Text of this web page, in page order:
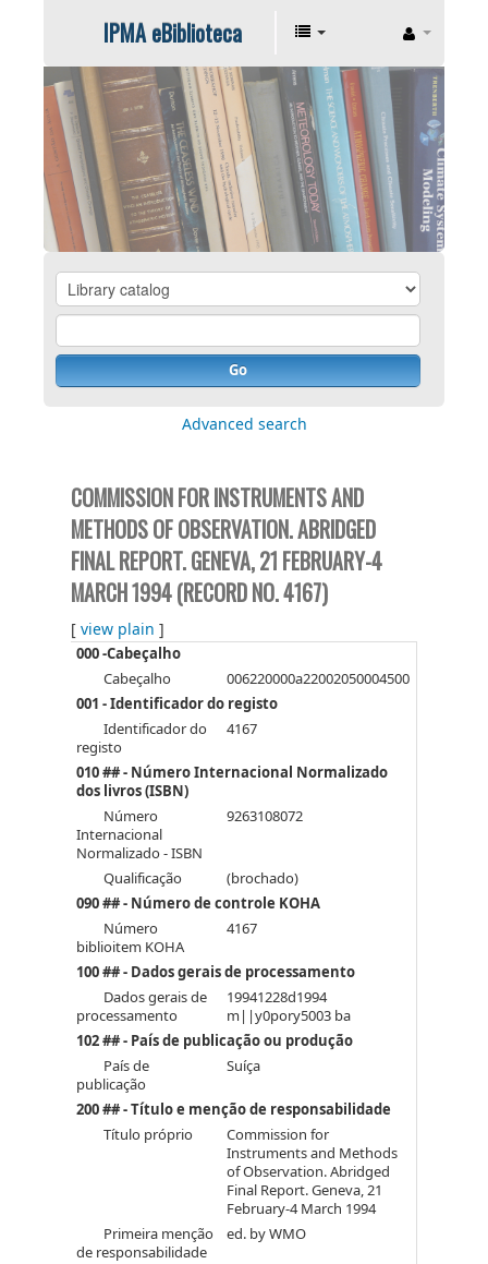
IPMA eBiblioteca
Go
Advanced search
COMMISSION FOR INSTRUMENTS AND
METHODS OF OBSERVATION. ABRIDGED
FINAL REPORT. GENEVA, 21 FEBRUARY-4
MARCH 1994 (RECORD NO. 4167)
[view plain ]
000 -Cabeçalho
Cabeçalho
006220000a22002050004500
001 - Identificador do registo
Identificador do
registo
4167
010 ## - Número Internacional Normalizado
dos livros (ISBN)
Número
Internacional
Normalizado - ISBN
9263108072
Qualificação
(brochado)
090 ## - Número de controle KOHA
Número
biblioitem KOHA
4167
100 ## - Dados gerais de processamento
Dados gerais de
processamento
19941228d1994
m||y0pory5003 ba
102 ## - País de publicação ou produção
País de
publicação
Suíça
200 ## - Título e menção de responsabilidade
Título próprio
Commission for
Instruments and Methods
of Observation. Abridged
Final Report. Geneva, 21
February-4 March 1994
Primeira menção
de responsabilidade
ed. by WMO